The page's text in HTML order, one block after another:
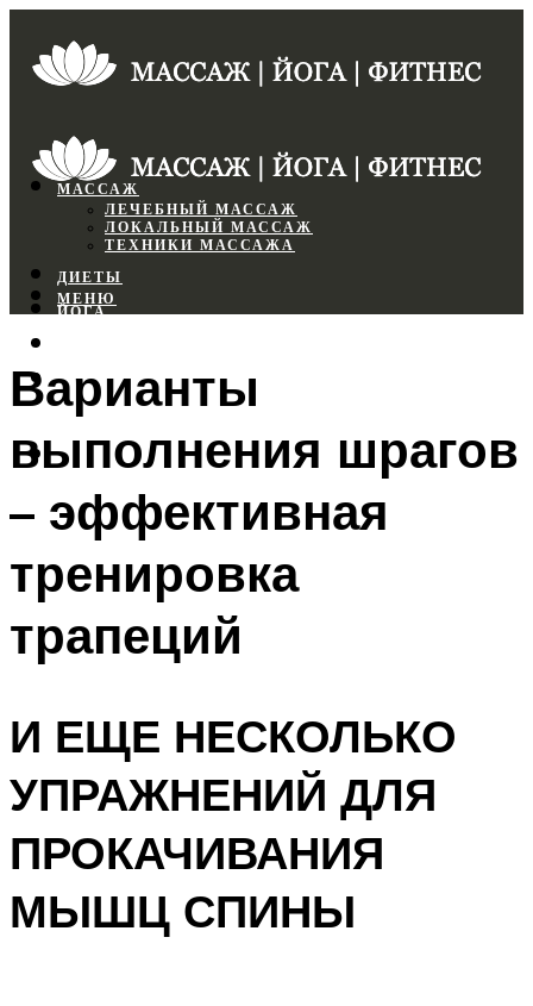
МАССАЖ
ЛЕЧЕБНЫЙ МАССАЖ
ЛОКАЛЬНЫЙ МАССАЖ
ТЕХНИКИ МАССАЖА
ДИЕТЫ
ЙОГА
ФИТНЕС
МЕНЮ
МЕНЮ
Варианты
выполнения шрагов
– эффективная
тренировка
трапеций
И ЕЩЕ НЕСКОЛЬКО
УПРАЖНЕНИЙ ДЛЯ
ПРОКАЧИВАНИЯ
МЫШЦ СПИНЫ